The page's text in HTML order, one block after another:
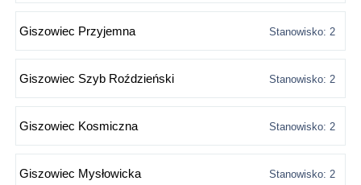
Giszowiec Przyjemna Stanowisko: 2
Giszowiec Szyb Roździeński Stanowisko: 2
Giszowiec Kosmiczna Stanowisko: 2
Giszowiec Mysłowicka Stanowisko: 2